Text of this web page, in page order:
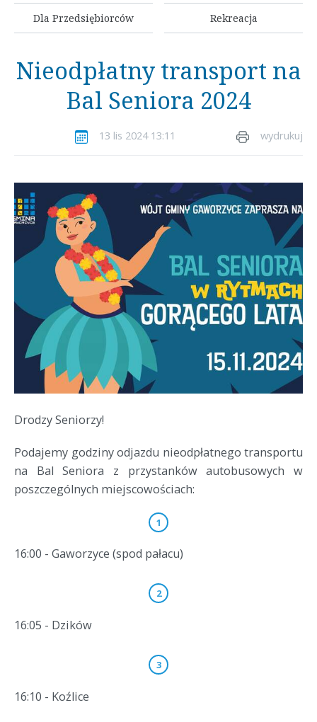
Dla Przedsiębiorców Rekreacja
Nieodpłatny transport na
Bal Seniora 2024
13 lis 2024 13:11 wydrukuj
Drodzy Seniorzy!
Podajemy godziny odjazdu nieodpłatnego transportu
na Bal Seniora z przystanków autobusowych w
poszczególnych miejscowościach:
16:00 - Gaworzyce (spod pałacu)
16:05 - Dzików
16:10 - Koźlice